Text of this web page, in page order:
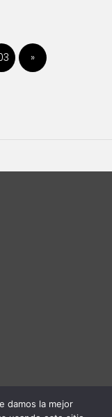
»
damos la mejor